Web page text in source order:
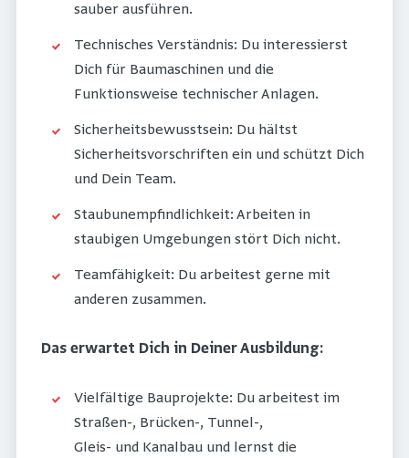
sauber ausführen.
Technisches Verständnis: Du interessierst
Dich für Baumaschinen und die
Funktionsweise technischer Anlagen.
Sicherheitsbewusstsein: Du hältst
Sicherheitsvorschriften ein und schützt Dich
und Dein Team.
Staubunempfindlichkeit: Arbeiten in
staubigen Umgebungen stört Dich nicht.
Teamfähigkeit: Du arbeitest gerne mit
anderen zusammen.
Das erwartet Dich in Deiner Ausbildung:
Vielfältige Bauprojekte: Du arbeitest im
Straßen-, Brücken-, Tunnel-,
Gleis- und Kanalbau und lernst die